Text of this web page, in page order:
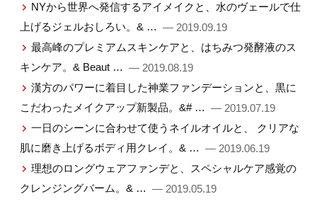
NYから世界へ発信するアイメイクと、水のヴェールで仕
上げるジェルおしろい。& … — 2019.09.19
最高峰のプレミアムスキンケアと、はちみつ発酵液のス
キンケア。& Beaut … — 2019.08.19
漢方のパワーに着目した神業ファンデーションと、黒に
こだわったメイクアップ新製品。&# … — 2019.07.19
一日のシーンに合わせて使うネイルオイルと、 クリアな
肌に磨き上げるボディ用クレイ。& … — 2019.06.19
理想のロングウェアファンデと、スペシャルケア感覚の
クレンジングバーム。& … — 2019.05.19